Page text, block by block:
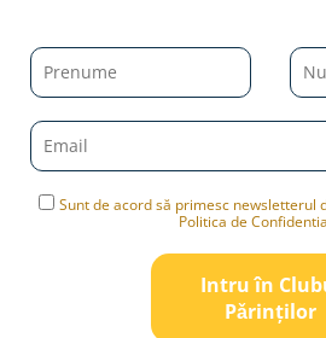
Sunt de acord să primesc newsletterul
Politica de
Intru în
Pǎrinților